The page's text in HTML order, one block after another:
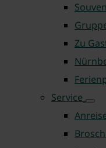
Zu
Service